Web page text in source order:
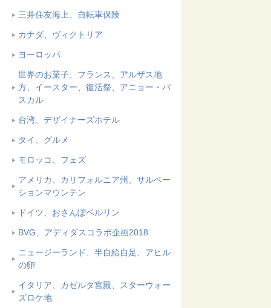
三井住友海上、自転車保険
カナダ、ヴィクトリア
ヨーロッパ
世界のお菓子、フランス、アルザス地
方、イースター、復活祭、アニョー・パ
スカル
台湾、デザイナーズホテル
タイ、グルメ
モロッコ、フェズ
アメリカ、カリフォルニア州、サルベー
ションマウンテン
ドイツ、おさんぽベルリン
BVG、アディダスコラボ企画2018
ニュージーランド、半自給自足、アヒル
の卵
イタリア、カゼルタ宮殿、スターウォー
ズロケ地